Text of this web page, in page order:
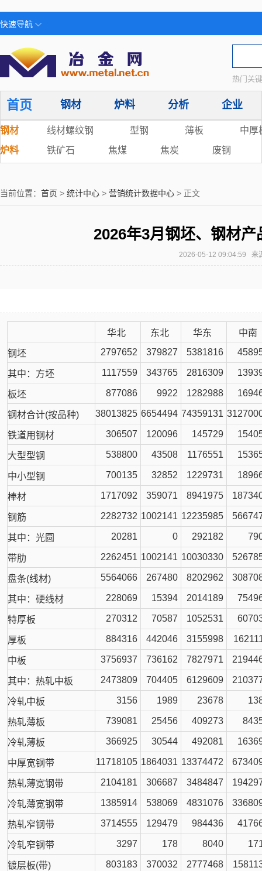
快速导航
热门关
首页 钢材 炉料 分析 企业
钢材 线材螺纹钢 型钢 薄板
中厚
炉料
铁矿石 焦煤 焦炭 废钢
当前位置： 首页 > 统计中心 > 营销统计数据中心 > 正文
2026年3月钢坯、钢材
2026-05-12 09:04:59
华北 东北 华东 中南
钢坯 2797652 379827 5381816
其中：方坯 1117559 343765 2816309
板坯 877086 9922 1282988
钢材合计(按品种) 38013825 6654494 74359131
铁道用钢材 306507 120096 145729
大型型钢 538800 43508 1176551
中小型钢 700135 32852 1229731
棒材 1717092 359071 8941975
钢筋 2282732 1002141 12235985
其中：光圆 20281 0 292182
带肋 2262451 1002141 10030330
盘条(线材) 5564066 267480 8202962
其中：硬线材 228069 15394 2014189
特厚板 270312 70587 1052531
厚板 884316 442046 3155998
中板 3756937 736162 7827971
其中：热轧中板 2473809 704405 6129609
冷轧中板 3156 1989 23678
热轧薄板 739081 25456 409273
冷轧薄板 366925 30544 492081
中厚宽钢带 11718105 1864031 13374472
热轧薄宽钢带 2104181 306687 3484847
冷轧薄宽钢带 1385914 538069 4831076
热轧窄钢带 3714555 129479 984436
冷轧窄钢带 3297 178 8040
镀层板(带) 803183 370032 2777468